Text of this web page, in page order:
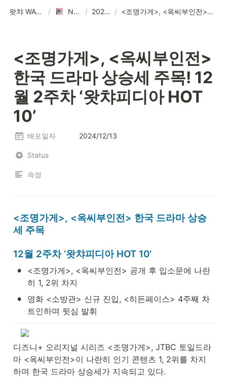
왓챠 WATCHA / NEWS / 2025년 / <조명가게>, <옥씨부인전> 한국 드라마 상승세 주목! 12월 2주차 ‘왓챠피디아 HOT 10’
<조명가게>, <옥씨부인전>
한국 드라마 상승세 주목! 12
월 2주차 ‘왓챠피디아 HOT
10’
배포일자 2024/12/13
Status
속성
<조명가게>, <옥씨부인전> 한국 드라마 상승
세 주목
12월 2주차 ‘왓챠피디아 HOT 10’
•
<조명가게>, <옥씨부인전> 공개 후 입소문에 나란
히 1, 2위 차지
•
영화 <소방관> 신규 진입, <히든페이스> 4주째 차
트인하며 뒷심 발휘
디즈니+ 오리지널 시리즈 <조명가게>, JTBC 토일드라
마 <옥씨부인전>이 나란히 인기 콘텐츠 1, 2위를 차지
하며 한국 드라마 상승세가 지속되고 있다.